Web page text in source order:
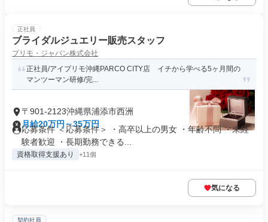
正社員
ブライダルジュエリー販売スタッフ
プリモ・ジャパン株式会社
正社員/アイプリモ沖縄PARCO CITY店 イチから学べる5ヶ月間の
マンツーマン研修/完...
〒901-2123沖縄県浦添市西洲
月給20万円～35万円
応募条件 ＜応募条件＞ ・高卒以上の男女 ・年齢不問 ・未経
験者歓迎 ・長期勤務できる...
資格取得支援あり +11個
気になる
契約社員